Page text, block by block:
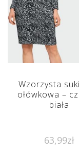
Wzorzysta
ołówkowa –
biała
63,99zł